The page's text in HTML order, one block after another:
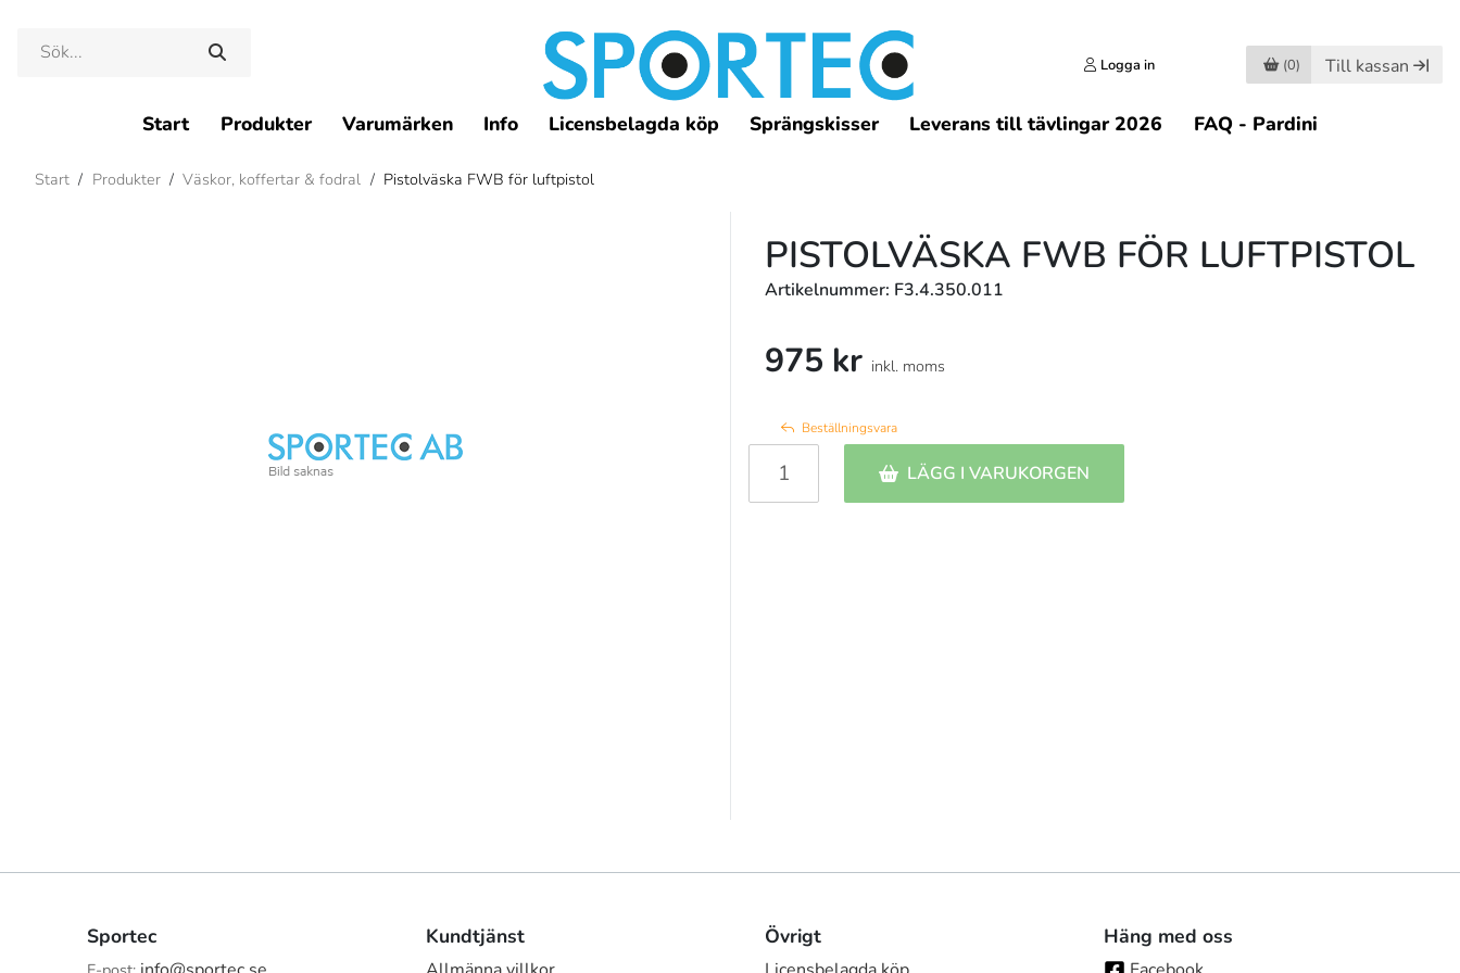
Logga in (0) Till kassan
Start Produkter Varumärken Info Licensbelagda köp Sprängskisser Leverans till tävlingar 2026 FAQ - Pardini
Start / Produkter / Väskor, koffertar & fodral / Pistolväska FWB för luftpistol
PISTOLVÄSKA FWB FÖR LUFTPISTOL
Artikelnummer: F3.4.350.011
975 kr inkl. moms
Beställningsvara
LÄGG I VARUKORGEN
Sportec Kundtjänst Övrigt Häng med oss